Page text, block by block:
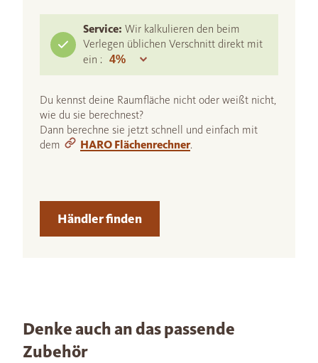
Service: Wir kalkulieren den beim
Verlegen üblichen Verschnitt direkt mit
ein :
Du kennst deine Raumfläche nicht oder weißt nicht,
wie du sie berechnest?
Dann berechne sie jetzt schnell und einfach mit
dem
HARO Flächenrechner.
Händler finden
Denke auch an das passende
Zubehör